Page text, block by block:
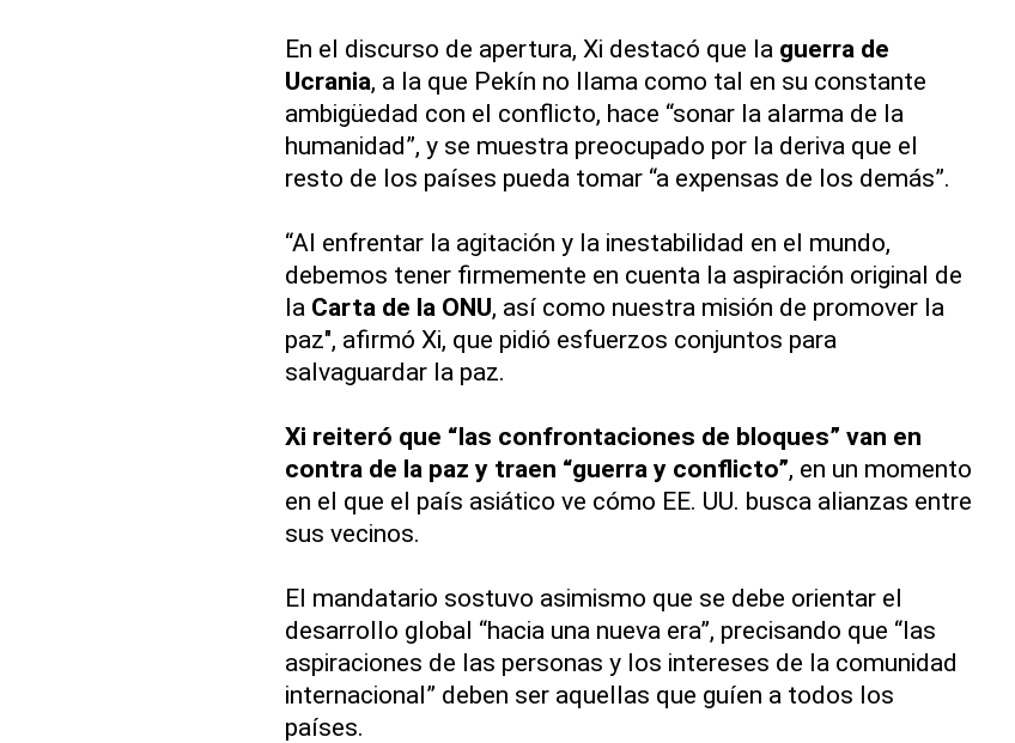
En el discurso de apertura, Xi destacó que la guerra de
Ucrania, a la que Pekín no llama como tal en su constante
ambigüedad con el conflicto, hace “sonar la alarma de la
humanidad”, y se muestra preocupado por la deriva que el
resto de los países pueda tomar “a expensas de los demás”.
“Al enfrentar la agitación y la inestabilidad en el mundo,
debemos tener firmemente en cuenta la aspiración original de
la Carta de la ONU, así como nuestra misión de promover la
paz", afirmó Xi, que pidió esfuerzos conjuntos para
salvaguardar la paz.
Xi reiteró que “las confrontaciones de bloques” van en
contra de la paz y traen “guerra y conflicto”, en un momento
en el que el país asiático ve cómo EE. UU. busca alianzas entre
sus vecinos.
El mandatario sostuvo asimismo que se debe orientar el
desarrollo global “hacia una nueva era”, precisando que “las
aspiraciones de las personas y los intereses de la comunidad
internacional” deben ser aquellas que guíen a todos los
países.